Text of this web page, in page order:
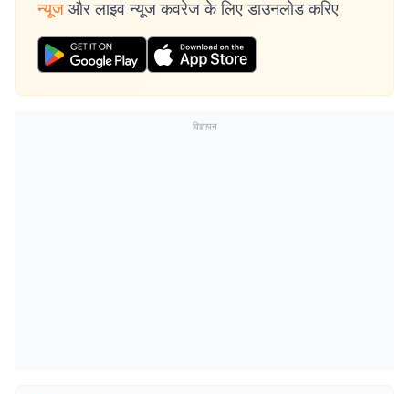
न्यूज और लाइव न्यूज कवरेज के लिए डाउनलोड करिए
विज्ञापन